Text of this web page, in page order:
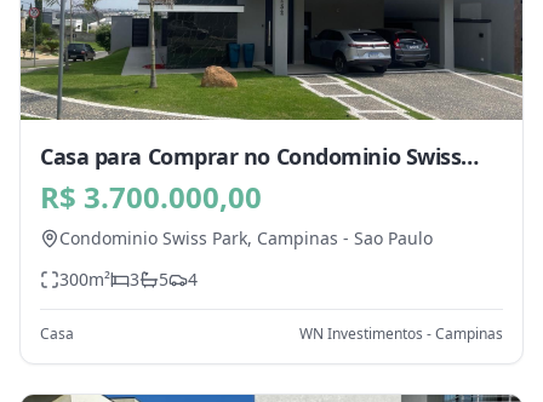
Casa para Comprar no Condominio Swiss
Park, Campinas - SP
R$ 3.700.000,00
Condominio Swiss Park, Campinas - Sao Paulo
300m² 3 5 4
Casa WN Investimentos - Campinas